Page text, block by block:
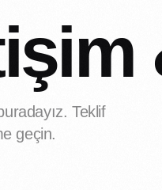
Teklif
geçin.